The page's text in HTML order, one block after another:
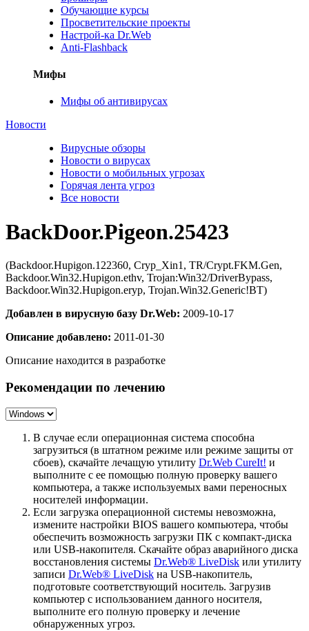
Обучающие курсы
Просветительские проекты
Настрой-ка Dr.Web
Anti-Flashback
Мифы
Мифы об антивирусах
Новости
Вирусные обзоры
Новости о вирусах
Новости о мобильных угрозах
Горячая лента угроз
Все новости
BackDoor.Pigeon.25423
(Backdoor.Hupigon.122360, Cryp_Xin1, TR/Crypt.FKM.Gen,
Backdoor.Win32.Hupigon.ethv, Trojan:Win32/DriverBypass,
Backdoor.Win32.Hupigon.eryp, Trojan.Win32.Generic!BT)
Добавлен в вирусную базу Dr.Web: 2009-10-17
Описание добавлено: 2011-01-30
Описание находится в разработке
Рекомендации по лечению
В случае если операционная система способна
загрузиться (в штатном режиме или режиме защиты от
сбоев), скачайте лечащую утилиту Dr.Web CureIt! и
выполните с ее помощью полную проверку вашего
компьютера, а также используемых вами переносных
носителей информации.
Если загрузка операционной системы невозможна,
измените настройки BIOS вашего компьютера, чтобы
обеспечить возможность загрузки ПК с компакт-диска
или USB-накопителя. Скачайте образ аварийного диска
восстановления системы Dr.Web® LiveDisk или утилиту
записи Dr.Web® LiveDisk на USB-накопитель,
подготовьте соответствующий носитель. Загрузив
компьютер с использованием данного носителя,
выполните его полную проверку и лечение
обнаруженных угроз.